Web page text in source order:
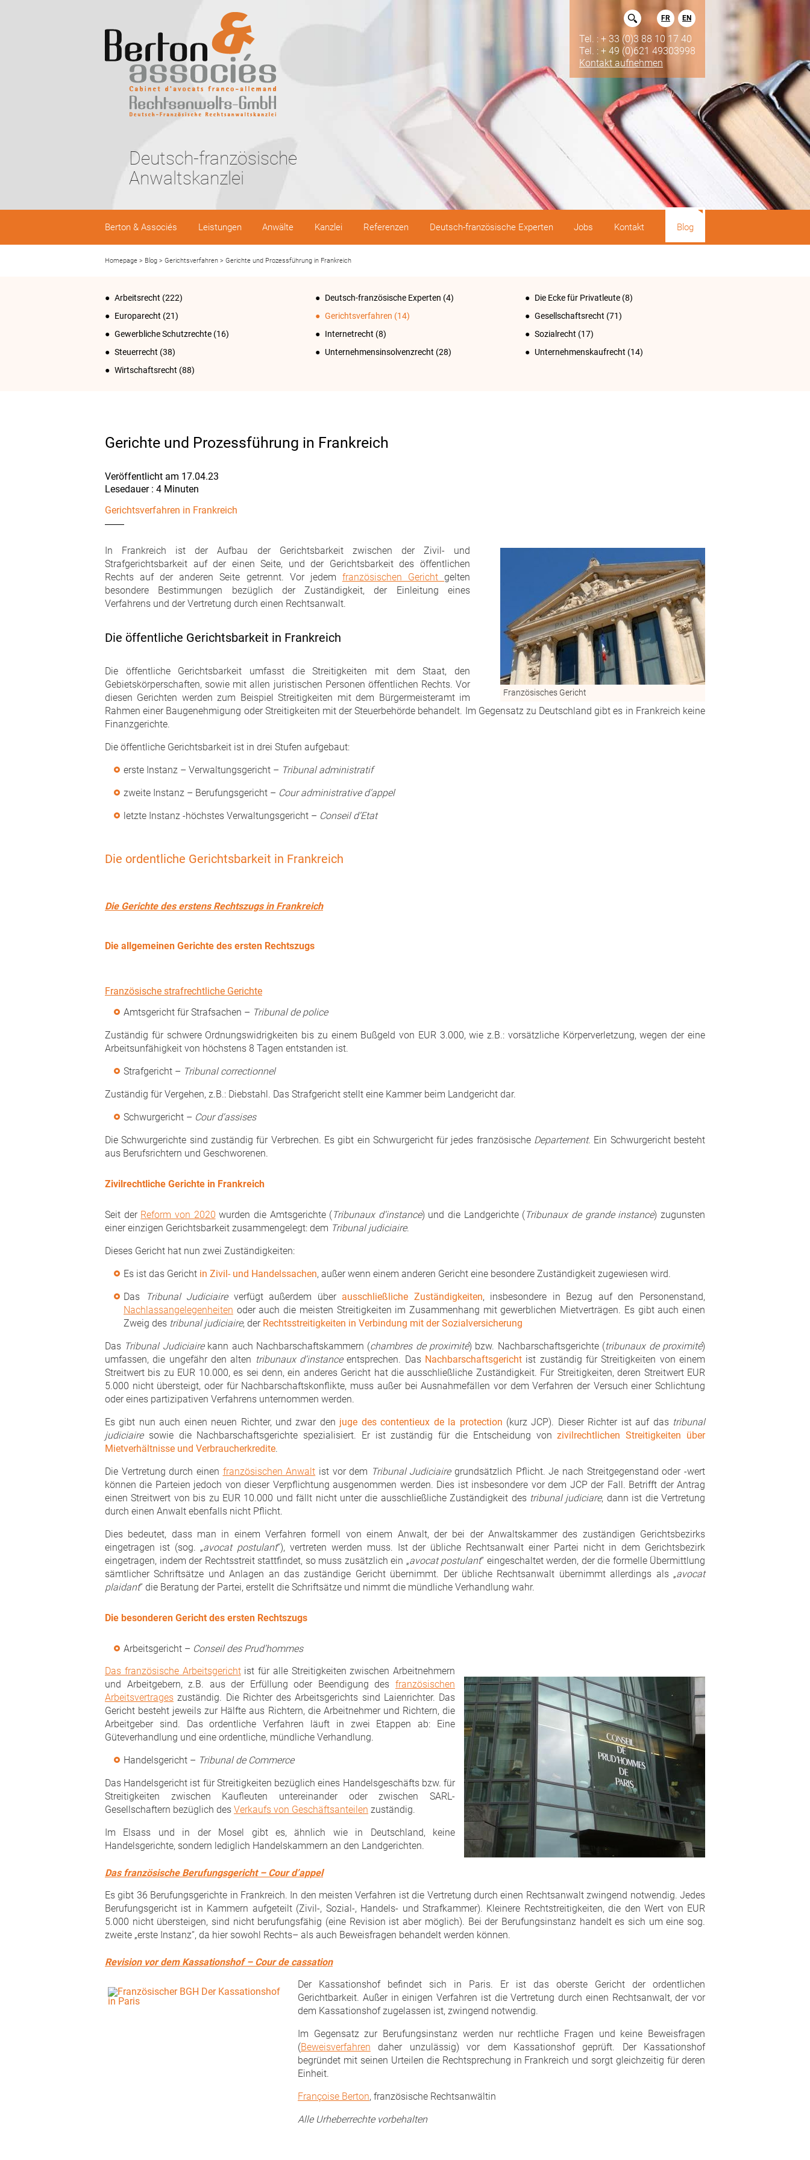
EN
FR
Tel. : + 33 (0)3 88 10 17 40
Tel. : + 49 (0)621 49303998
Kontakt aufnehmen
Deutsch-französische
Anwaltskanzlei
Berton & Associés Leistungen Anwälte Kanzlei Referenzen Deutsch-französische Experten Jobs Kontakt Blog
Homepage > Blog > Gerichtsverfahren > Gerichte und Prozessführung in Frankreich
Arbeitsrecht (222) Deutsch-französische Experten (4) Die Ecke für Privatleute (8)
Europarecht (21) Gerichtsverfahren (14) Gesellschaftsrecht (71)
Gewerbliche Schutzrechte (16) Internetrecht (8) Sozialrecht (17)
Steuerrecht (38) Unternehmensinsolvenzrecht (28) Unternehmenskaufrecht (14)
Wirtschaftsrecht (88)
Gerichte und Prozessführung in Frankreich
Veröffentlicht am 17.04.23
Gerichtsverfahren in Frankreich
Französisches Gericht
In Frankreich ist der Aufbau der Gerichtsbarkeit zwischen der Zivil- und
Strafgerichtsbarkeit auf der einen Seite, und der Gerichtsbarkeit des öffentlichen
Rechts auf der anderen Seite getrennt. Vor jedem französischen Gerichtgelten
besondere Bestimmungen bezüglich der Zuständigkeit, der Einleitung eines
Verfahrens und der Vertretung durch einen Rechtsanwalt.
Die öffentliche Gerichtsbarkeit in Frankreich
Die öffentliche Gerichtsbarkeit umfasst die Streitigkeiten mit dem Staat, den
Gebietskörperschaften, sowie mit allen juristischen Personen öffentlichen Rechts. Vor
diesen Gerichten werden zum Beispiel Streitigkeiten mit dem Bürgermeisteramt im
Rahmen einer Baugenehmigung oder Streitigkeiten mit der Steuerbehörde behandelt. Im Gegensatz zu Deutschland gibt es in Frankreich keine
Finanzgerichte.
Die öffentliche Gerichtsbarkeit ist in drei Stufen aufgebaut:
erste Instanz – Verwaltungsgericht – Tribunal administratif
zweite Instanz – Berufungsgericht – Cour administrative d’appel
letzte Instanz -höchstes Verwaltungsgericht – Conseil d’Etat
Die ordentliche Gerichtsbarkeit in Frankreich
Die Gerichte des erstens Rechtszugs in Frankreich
Die allgemeinen Gerichte des ersten Rechtszugs
Französische strafrechtliche Gerichte
Amtsgericht für Strafsachen – Tribunal de police
Zuständig für schwere Ordnungswidrigkeiten bis zu einem Bußgeld von EUR 3.000, wie z.B.: vorsätzliche Körperverletzung, wegen der eine
Arbeitsunfähigkeit von höchstens 8 Tagen entstanden ist.
Strafgericht – Tribunal correctionnel
Zuständig für Vergehen, z.B.: Diebstahl. Das Strafgericht stellt eine Kammer beim Landgericht dar.
Schwurgericht – Cour d‘assises
Die Schwurgerichte sind zuständig für Verbrechen. Es gibt ein Schwurgericht für jedes französische Departement. Ein Schwurgericht besteht
aus Berufsrichtern und Geschworenen.
Zivilrechtliche Gerichte in Frankreich
Seit der Reform von 2020 wurden die Amtsgerichte (Tribunaux d‘instance) und die Landgerichte (Tribunaux de grande instance) zugunsten
einer einzigen Gerichtsbarkeit zusammengelegt: dem Tribunal judiciaire.
Dieses Gericht hat nun zwei Zuständigkeiten:
Es ist das Gericht in Zivil- und Handelssachen, außer wenn einem anderen Gericht eine besondere Zuständigkeit zugewiesen wird.
Das
Tribunal Judiciaireverfügt außerdem über ausschließliche Zuständigkeiten, insbesondere in Bezug auf den Personenstand,
Nachlassangelegenheiten oder auch die meisten Streitigkeiten im Zusammenhang mit gewerblichen Mietverträgen. Es gibt auch einen
Zweig des tribunal judiciaire, der Rechtsstreitigkeiten in Verbindung mit der Sozialversicherung
Das Tribunal Judiciairekann auch Nachbarschaftskammern (chambres de proximité) bzw. Nachbarschaftsgerichte (tribunaux de proximité)
umfassen, die ungefähr den alten tribunaux d‘instanceentsprechen. Das Nachbarschaftsgericht ist zuständig für Streitigkeiten von einem
Streitwert bis zu EUR 10.000, es sei denn, ein anderes Gericht hat die ausschließliche Zuständigkeit. Für Streitigkeiten, deren Streitwert EUR
5.000 nicht übersteigt, oder für Nachbarschaftskonflikte, muss außer bei Ausnahmefällen vor dem Verfahren der Versuch einer Schlichtung
oder eines partizipativen Verfahrens unternommen werden.
Es gibt nun auch einen neuen Richter, und zwar den juge des contentieux de la protection (kurz JCP). Dieser Richter ist auf das tribunal
judiciairesowie die Nachbarschaftsgerichte spezialisiert. Er ist zuständig für die Entscheidung vonzivilrechtlichen Streitigkeiten über
Mietverhältnisse und Verbraucherkredite.
Die Vertretung durch einen französischen Anwalt ist vor dem Tribunal Judiciairegrundsätzlich Pflicht. Je nach Streitgegenstand oder -wert
können die Parteien jedoch von dieser Verpflichtung ausgenommen werden. Dies ist insbesondere vor dem JCP der Fall. Betrifft der Antrag
einen Streitwert von bis zu EUR 10.000 und fällt nicht unter die ausschließliche Zuständigkeit destribunal judiciare, dann ist die Vertretung
durch einen Anwalt ebenfalls nicht Pflicht.
Dies bedeutet, dass man in einem Verfahren formell von einem Anwalt, der bei der Anwaltskammer des zuständigen Gerichtsbezirks
eingetragen ist (sog. „avocat postulant“), vertreten werden muss. Ist der übliche Rechtsanwalt einer Partei nicht in dem Gerichtsbezirk
eingetragen, indem der Rechtsstreit stattfindet, so muss zusätzlich ein „avocat postulant“ eingeschaltet werden, der die formelle Übermittlung
sämtlicher Schriftsätze und Anlagen an das zuständige Gericht übernimmt. Der übliche Rechtsanwalt übernimmt allerdings als „avocat
plaidant“ die Beratung der Partei, erstellt die Schriftsätze und nimmt die mündliche Verhandlung wahr.
Die besonderen Gericht des ersten Rechtszugs
Arbeitsgericht – Conseil des Prud’hommes
Das französische Arbeitsgerichtist für alle Streitigkeiten zwischen Arbeitnehmern
und Arbeitgebern, z.B. aus der Erfüllung oder Beendigung des französischen
Arbeitsvertrages zuständig. Die Richter des Arbeitsgerichts sind Laienrichter. Das
Gericht besteht jeweils zur Hälfte aus Richtern, die Arbeitnehmer und Richtern, die
Arbeitgeber sind. Das ordentliche Verfahren läuft in zwei Etappen ab: Eine
Güteverhandlung und eine ordentliche, mündliche Verhandlung.
Handelsgericht – Tribunal de Commerce
Das Handelsgericht ist für Streitigkeiten bezüglich eines Handelsgeschäfts bzw. für
Streitigkeiten zwischen Kaufleuten untereinander oder zwischen SARL-
Gesellschaftern bezüglich des Verkaufs von Geschäftsanteilen zuständig.
Im Elsass und in der Mosel gibt es, ähnlich wie in Deutschland, keine
Handelsgerichte, sondern lediglich Handelskammern an den Landgerichten.
Das französische Berufungsgericht – Cour d’appel
Es gibt 36 Berufungsgerichte in Frankreich. In den meisten Verfahren ist die Vertretung durch einen Rechtsanwalt zwingend notwendig. Jedes
Berufungsgericht ist in Kammern aufgeteilt (Zivil-, Sozial-, Handels- und Strafkammer). Kleinere Rechtstreitigkeiten, die den Wert von EUR
5.000 nicht übersteigen, sind nicht berufungsfähig (eine Revision ist aber möglich). Bei der Berufungsinstanz handelt es sich um eine sog.
zweite „erste Instanz“, da hier sowohl Rechts– als auch Beweisfragen behandelt werden können.
Revision vor dem Kassationshof – Cour de cassation
Der Kassationshof befindet sich in Paris. Er ist das oberste Gericht der ordentlichen
Gerichtbarkeit. Außer in einigen Verfahren ist die Vertretung durch einen Rechtsanwalt, der vor
dem Kassationshof zugelassen ist, zwingend notwendig.
Im Gegensatz zur Berufungsinstanz werden nur rechtliche Fragen und keine Beweisfragen
(Beweisverfahren daher unzulässig) vor dem Kassationshof geprüft. Der Kassationshof
begründet mit seinen Urteilen die Rechtsprechung in Frankreich und sorgt gleichzeitig für deren
Einheit.
Françoise Berton, französische Rechtsanwältin
Alle Urheberrechte vorbehalten